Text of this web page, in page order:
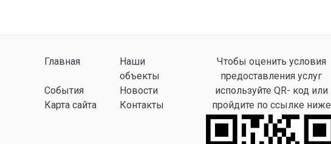
Главная
Наши
объекты
События
Новости
Карта сайта
Контакты
Чтобы оценить условия
предоставления услуг
используйте QR- код или
пройдите по ссылке ниже